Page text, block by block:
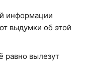
информации
выдумки об этой
равно вылезут